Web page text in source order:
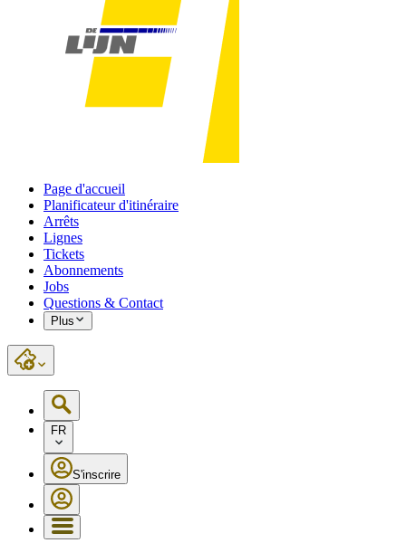
Page d'accueil
Planificateur d'itinéraire
Arrêts
Lignes
Tickets
Abonnements
Jobs
Questions & Contact
Plus
FR
S'inscrire